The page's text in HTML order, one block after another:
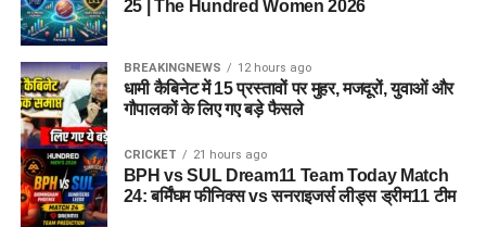
25 | The Hundred Women 2026
BREAKINGNEWS 12 hours ago
धामी कैबिनेट में 15 प्रस्तावों पर मुहर, मजदूरों, युवाओं और
गौपालकों के लिए गए बड़े फैसले
CRICKET 21 hours ago
BPH vs SUL Dream11 Team Today Match
24: बर्मिंघम फीनिक्स vs सनराइजर्स लीड्स ड्रीम11 टीम